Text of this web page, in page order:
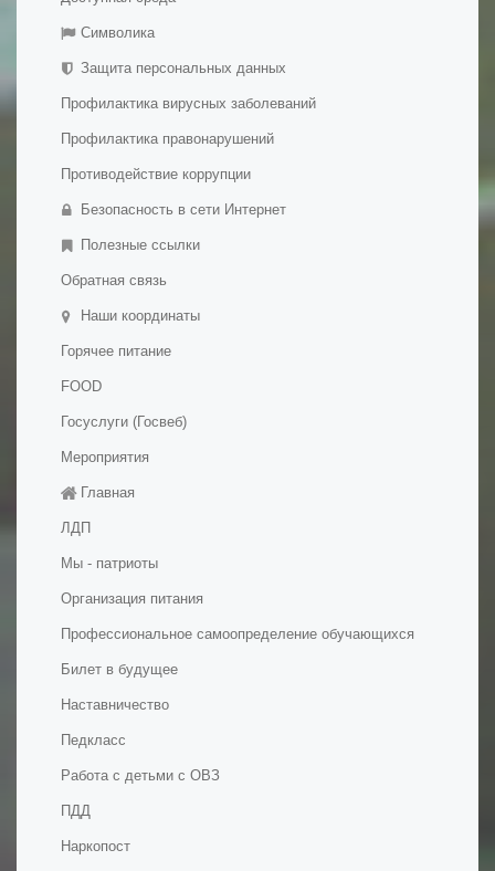
- Платные образовательные услуги
обучающихся
- Международное сотрудничество
- Дополнительное образование детей и взрослых
Символика
Защита персональных данных
Профилактика вирусных заболеваний
Профилактика правонарушений
Противодействие коррупции
Безопасность в сети Интернет
Полезные ссылки
Обратная связь
Наши координаты
Горячее питание
FOOD
Госуслуги (Госвеб)
Мероприятия
Главная
ЛДП
Мы - патриоты
Организация питания
Профессиональное самоопределение обучающихся
Билет в будущее
Наставничество
Педкласс
Работа с детьми с ОВЗ
ПДД
Наркопост